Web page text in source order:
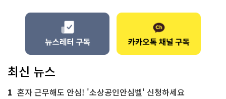
최신 뉴스
1 혼자 근무해도 안심! '소상공인안심벨' 신청하세요